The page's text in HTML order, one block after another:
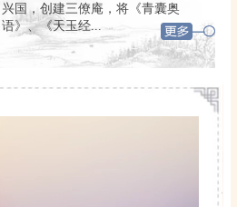
兴国，创建三僚庵，将《青囊奥
语》、《天玉经...